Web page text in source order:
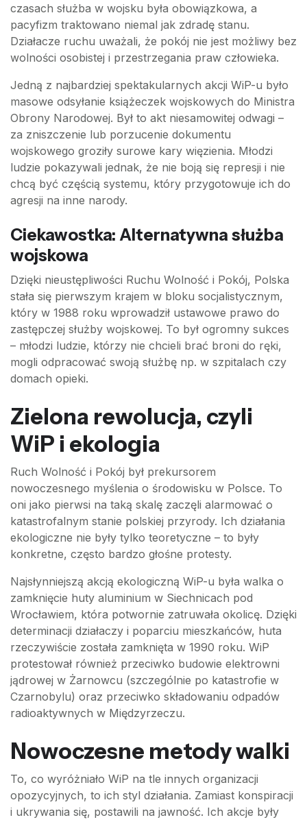
czasach służba w wojsku była obowiązkowa, a
pacyfizm traktowano niemal jak zdradę stanu.
Działacze ruchu uważali, że pokój nie jest możliwy bez
wolności osobistej i przestrzegania praw człowieka.
Jedną z najbardziej spektakularnych akcji WiP-u było
masowe odsyłanie książeczek wojskowych do Ministra
Obrony Narodowej. Był to akt niesamowitej odwagi –
za zniszczenie lub porzucenie dokumentu
wojskowego groziły surowe kary więzienia. Młodzi
ludzie pokazywali jednak, że nie boją się represji i nie
chcą być częścią systemu, który przygotowuje ich do
agresji na inne narody.
Ciekawostka: Alternatywna służba
wojskowa
Dzięki nieustępliwości Ruchu Wolność i Pokój, Polska
stała się pierwszym krajem w bloku socjalistycznym,
który w 1988 roku wprowadził ustawowe prawo do
zastępczej służby wojskowej. To był ogromny sukces
– młodzi ludzie, którzy nie chcieli brać broni do ręki,
mogli odpracować swoją służbę np. w szpitalach czy
domach opieki.
Zielona rewolucja, czyli
WiP i ekologia
Ruch Wolność i Pokój był prekursorem
nowoczesnego myślenia o środowisku w Polsce. To
oni jako pierwsi na taką skalę zaczęli alarmować o
katastrofalnym stanie polskiej przyrody. Ich działania
ekologiczne nie były tylko teoretyczne – to były
konkretne, często bardzo głośne protesty.
Najsłynniejszą akcją ekologiczną WiP-u była walka o
zamknięcie huty aluminium w Siechnicach pod
Wrocławiem, która potwornie zatruwała okolicę. Dzięki
determinacji działaczy i poparciu mieszkańców, huta
rzeczywiście została zamknięta w 1990 roku. WiP
protestował również przeciwko budowie elektrowni
jądrowej w Żarnowcu (szczególnie po katastrofie w
Czarnobylu) oraz przeciwko składowaniu odpadów
radioaktywnych w Międzyrzeczu.
Nowoczesne metody walki
To, co wyróżniało WiP na tle innych organizacji
opozycyjnych, to ich styl działania. Zamiast konspiracji
i ukrywania się, postawili na jawność. Ich akcje były